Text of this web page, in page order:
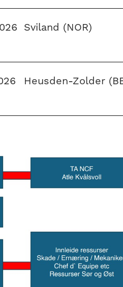
Sviland (NOR)
Heusden-Zolder